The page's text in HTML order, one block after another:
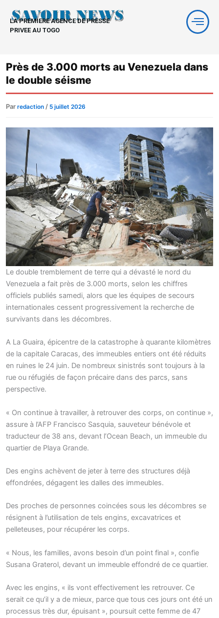
contenu
LA PREMIERE AGENCE DE PRESSE
PRIVEE AU TOGO
Près de 3.000 morts au Venezuela dans
le double séisme
Par redaction / 5 juillet 2026
Le double tremblement de terre qui a dévasté le nord du
Venezuela a fait près de 3.000 morts, selon les chiffres
officiels publiés samedi, alors que les équipes de secours
internationales cessent progressivement la recherche de
survivants dans les décombres.
A La Guaira, épicentre de la catastrophe à quarante kilomètres
de la capitale Caracas, des immeubles entiers ont été réduits
en ruines le 24 juin. De nombreux sinistrés sont toujours à la
rue ou réfugiés de façon précaire dans des parcs, sans
perspective.
« On continue à travailler, à retrouver des corps, on continue »,
assure à l’AFP Francisco Sasquia, sauveteur bénévole et
traducteur de 38 ans, devant l’Ocean Beach, un immeuble du
quartier de Playa Grande.
Des engins achèvent de jeter à terre des structures déjà
effondrées, dégagent les dalles des immeubles.
Des proches de personnes coincées sous les décombres se
résignent à l’utilisation de tels engins, excavatrices et
pelleteuses, pour récupérer les corps.
« Nous, les familles, avons besoin d’un point final », confie
Susana Graterol, devant un immeuble effondré de ce quartier.
Avec les engins, « ils vont effectivement les retrouver. Ce
serait ce qu’il y a de mieux, parce que tous ces jours ont été un
processus très dur, épuisant », poursuit cette femme de 47